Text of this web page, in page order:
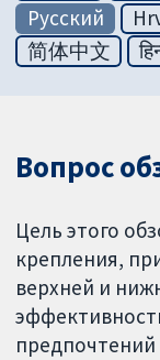
Русский
简体中文
Вопрос
Цель этого
крепления,
верхней и